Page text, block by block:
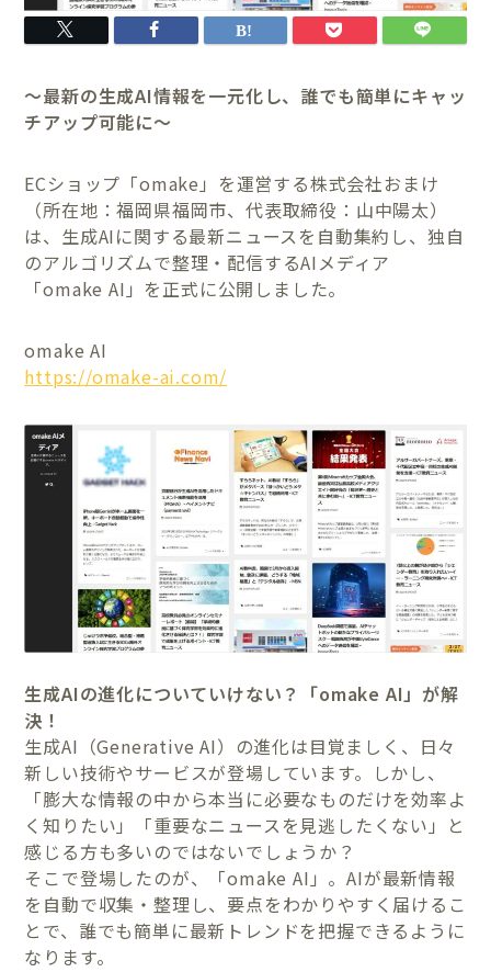
～最新の生成AI情報を一元化し、誰でも簡単にキャッ
チアップ可能に～
ECショップ「omake」を運営する株式会社おまけ
（所在地：福岡県福岡市、代表取締役：山中陽太）
は、生成AIに関する最新ニュースを自動集約し、独自
のアルゴリズムで整理・配信するAIメディア
「omake AI」を正式に公開しました。
omake AI
https://omake-ai.com/
生成AIの進化についていけない？「omake AI」が解
決！
生成AI（Generative AI）の進化は目覚ましく、日々
新しい技術やサービスが登場しています。しかし、
「膨大な情報の中から本当に必要なものだけを効率よ
く知りたい」「重要なニュースを見逃したくない」と
感じる方も多いのではないでしょうか？
そこで登場したのが、「omake AI」。AIが最新情報
を自動で収集・整理し、要点をわかりやすく届けるこ
とで、誰でも簡単に最新トレンドを把握できるように
なります。